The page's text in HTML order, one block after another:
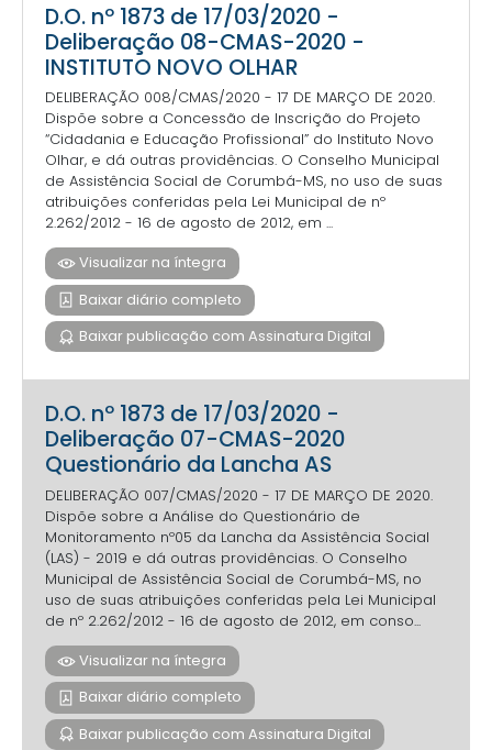
D.O. nº 1873 de 17/03/2020 -
Deliberação 08-CMAS-2020 -
INSTITUTO NOVO OLHAR
DELIBERAÇÃO 008/CMAS/2020 - 17 DE MARÇO DE 2020.
Dispõe sobre a Concessão de Inscrição do Projeto
“Cidadania e Educação Profissional” do Instituto Novo
Olhar, e dá outras providências. O Conselho Municipal
de Assistência Social de Corumbá-MS, no uso de suas
atribuições conferidas pela Lei Municipal de nº
2.262/2012 - 16 de agosto de 2012, em ...
Visualizar na íntegra
Baixar diário completo
Baixar publicação com Assinatura Digital
D.O. nº 1873 de 17/03/2020 -
Deliberação 07-CMAS-2020
Questionário da Lancha AS
DELIBERAÇÃO 007/CMAS/2020 - 17 DE MARÇO DE 2020.
Dispõe sobre a Análise do Questionário de
Monitoramento nº05 da Lancha da Assistência Social
(LAS) - 2019 e dá outras providências. O Conselho
Municipal de Assistência Social de Corumbá-MS, no
uso de suas atribuições conferidas pela Lei Municipal
de nº 2.262/2012 - 16 de agosto de 2012, em conso...
Visualizar na íntegra
Baixar diário completo
Baixar publicação com Assinatura Digital